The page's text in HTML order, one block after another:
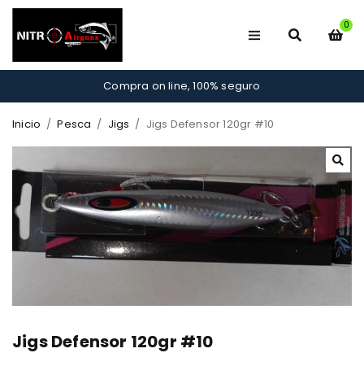
0
Compra on line, 100% seguro
Inicio / Pesca / Jigs / Jigs Defensor 120gr #10
Jigs Defensor 120gr #10